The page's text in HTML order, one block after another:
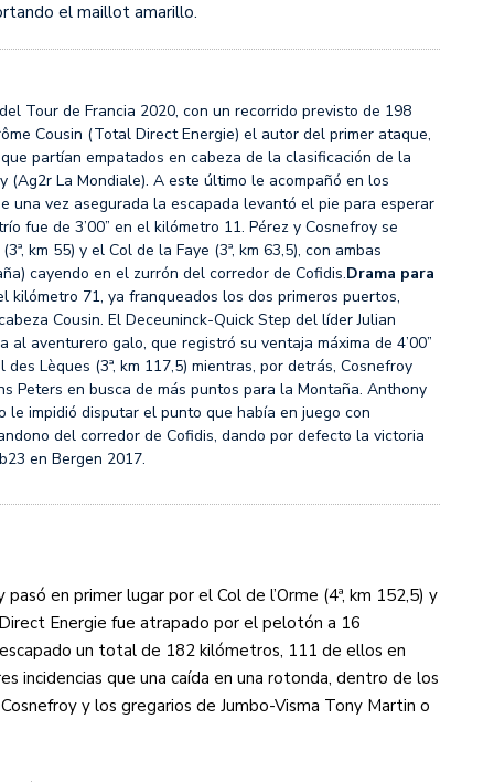
el maillot amarillo.
Tour de Francia 2020, con un recorrido previsto de 198
Cousin (Total Direct Energie) el autor del primer ataque,
partían empatados en cabeza de la clasificación de la
(Ag2r La Mondiale). A este último le acompañó en los
una vez asegurada la escapada levantó el pie para esperar
fue de 3’00” en el kilómetro 11. Pérez y Cosnefroy se
km 55) y el Col de la Faye (3ª, km 63,5), con ambas
cayendo en el zurrón del corredor de Cofidis.Drama para
kilómetro 71, ya franqueados los dos primeros puertos,
Cousin. El Deceuninck-Quick Step del líder Julian
aventurero galo, que registró su ventaja máxima de 4’00”
Lèques (3ª, km 117,5) mientras, por detrás, Cosnefroy
Peters en busca de más puntos para la Montaña. Anthony
impidió disputar el punto que había en juego con
del corredor de Cofidis, dando por defecto la victoria
en Bergen 2017.
en primer lugar por el Col de l’Orme (4ª, km 152,5) y
Energie fue atrapado por el pelotón a 16
un total de 182 kilómetros, 111 de ellos en
incidencias que una caída en una rotonda, dentro de los
y los gregarios de Jumbo-Visma Tony Martin o